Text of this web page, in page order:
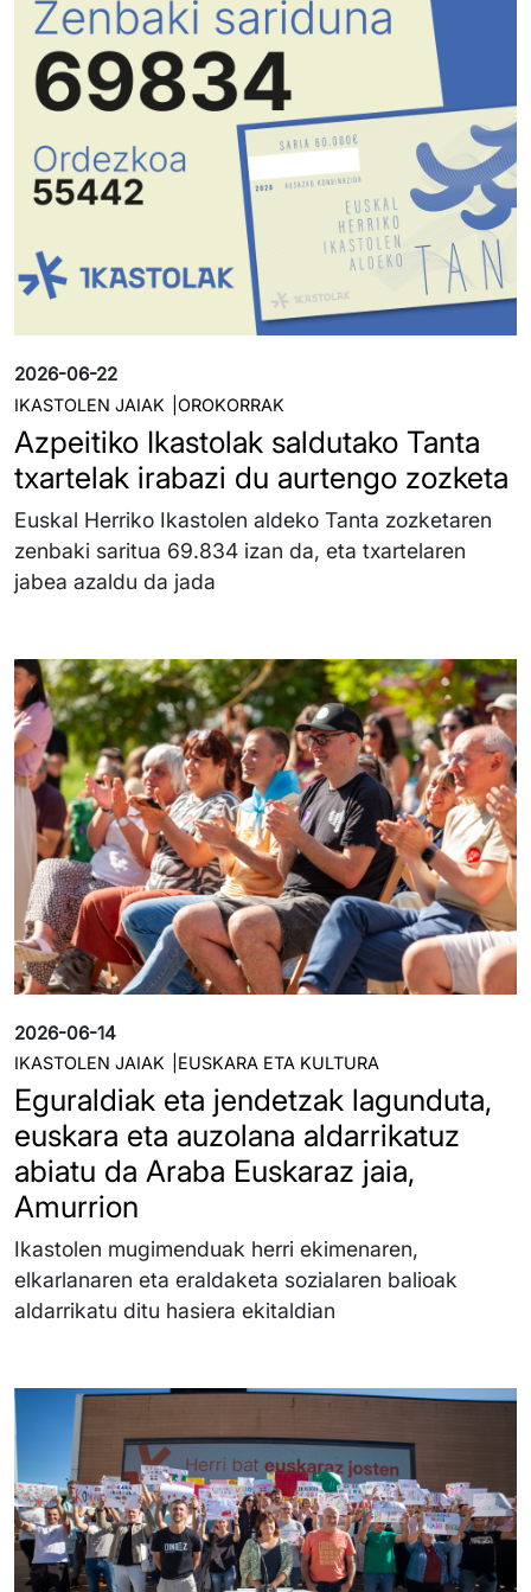
2026-06-22
IKASTOLEN JAIAK OROKORRAK
Azpeitiko Ikastolak saldutako Tanta
txartelak irabazi du aurtengo zozketa
Euskal Herriko Ikastolen aldeko Tanta zozketaren
zenbaki saritua 69.834 izan da, eta txartelaren
jabea azaldu da jada
Irudia
2026-06-14
IKASTOLEN JAIAK EUSKARA ETA KULTURA
Eguraldiak eta jendetzak lagunduta,
euskara eta auzolana aldarrikatuz
abiatu da Araba Euskaraz jaia,
Amurrion
Ikastolen mugimenduak herri ekimenaren,
elkarlanaren eta eraldaketa sozialaren balioak
aldarrikatu ditu hasiera ekitaldian
Irudia